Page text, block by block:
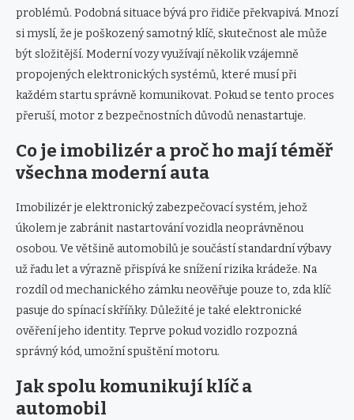
problémů. Podobná situace bývá pro řidiče překvapivá. Mnozí
si myslí, že je poškozený samotný klíč, skutečnost ale může
být složitější. Moderní vozy využívají několik vzájemně
propojených elektronických systémů, které musí při
každém startu správně komunikovat. Pokud se tento proces
přeruší, motor z bezpečnostních důvodů nenastartuje.
Co je imobilizér a proč ho mají téměř
všechna moderní auta
Imobilizér je elektronický zabezpečovací systém, jehož
úkolem je zabránit nastartování vozidla neoprávněnou
osobou. Ve většině automobilů je součástí standardní výbavy
už řadu let a výrazně přispívá ke snížení rizika krádeže. Na
rozdíl od mechanického zámku neověřuje pouze to, zda klíč
pasuje do spínací skříňky. Důležité je také elektronické
ověření jeho identity. Teprve pokud vozidlo rozpozná
správný kód, umožní spuštění motoru.
Jak spolu komunikují klíč a
automobil